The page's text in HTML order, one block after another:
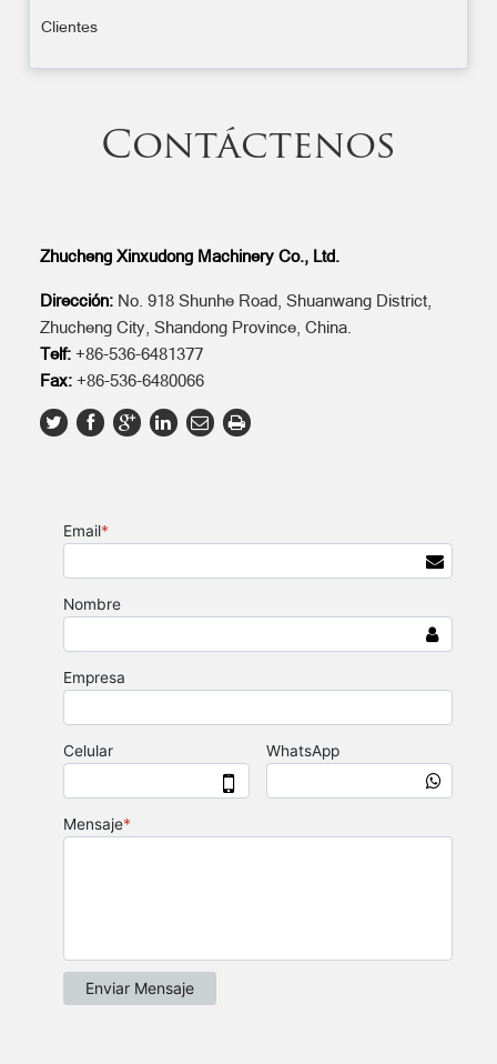
Clientes
Contáctenos
Zhucheng Xinxudong Machinery Co., Ltd.
Dirección:No. 918 Shunhe Road, Shuanwang District,
Zhucheng City, Shandong Province, China.
Telf: +86-536-6481377
Fax:+86-536-6480066